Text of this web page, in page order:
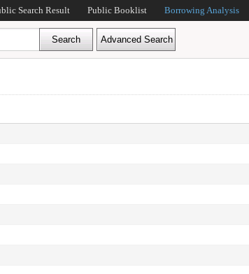
Search Result Public Booklist Borrowing Analysis